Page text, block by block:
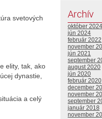
svetových
elity, tak, ako
dynastie,
a celý
Archív
október 2024
jún 2024
február 2022
november
jún 2021
september
august 2020
jún 2020
február 2020
december
november
september
január 2018
november